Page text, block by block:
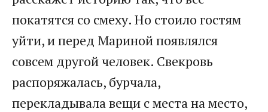
покатятся со смеху. Но стоило гостям
уйти, и перед Мариной появлялся
совсем другой человек. Свекровь
распоряжалась, бурчала,
перекладывала вещи с места на место,